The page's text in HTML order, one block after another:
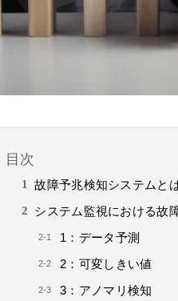
目次
故障予兆検知システムと
システム監視における故
1：データ予測
2：可変しきい値
3：アノマリ検知